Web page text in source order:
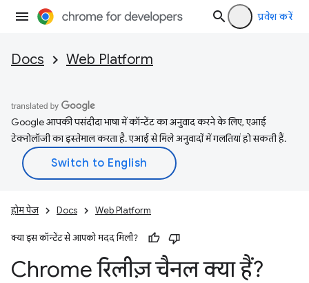
प्रवेश करें
Docs Web Platform
Google आपकी पसंदीदा भाषा में कॉन्टेंट का अनुवाद करने के लिए, एआई
टेक्नोलॉजी का इस्तेमाल करता है. एआई से मिले अनुवादों में गलतियां हो सकती हैं.
होम पेज Docs Web Platform
क्या इस कॉन्टेंट से आपको मदद मिली?
Chrome रिलीज़ चैनल क्या हैं?